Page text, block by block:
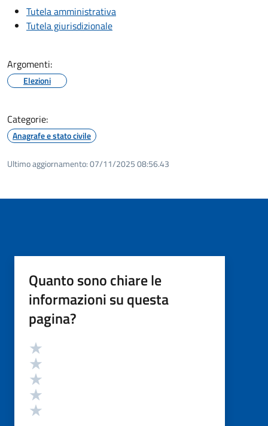
Tutela amministrativa
Tutela giurisdizionale
Argomenti:
Elezioni
Categorie:
Anagrafe e stato civile
Ultimo aggiornamento:07/11/2025 08:56.43
Quanto sono chiare le
informazioni su questa
pagina?
Valutazione